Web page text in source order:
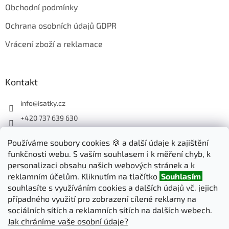
Používáme soubory cookies 🍪 a další údaje k zajištění
funkčnosti webu. S vaším souhlasem i k měření chyb, k
personalizaci obsahu našich webových stránek a k
reklamním účelům. Kliknutím na tlačítko Souhlasím
souhlasíte s využíváním cookies a dalších údajů vč. jejich
případného využití pro zobrazení cílené reklamy na
sociálních sítích a reklamních sítích na dalších webech.
Jak chráníme vaše osobní údaje?
Obchodní podmínky
Ochrana osobních údajů GDPR
Vrácení zboží a reklamace
Kontakt
info@isatky.cz
+420 737 639 630
isatky_cz
Odebírat newsletter
PŘIHLÁSIT